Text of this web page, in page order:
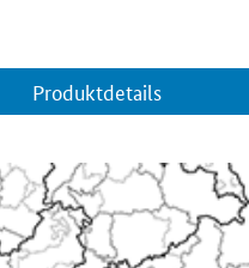
Produktdetails